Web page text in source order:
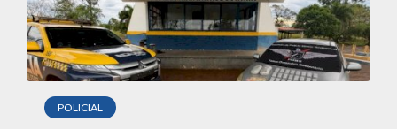
POLICIAL